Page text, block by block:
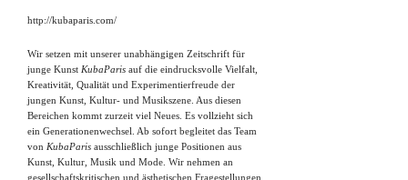
http://kubaparis.com/
Wir setzen mit unserer unabhängigen Zeitschrift für
junge Kunst KubaParis auf die eindrucksvolle Vielfalt,
Kreativität, Qualität und Experimentierfreude der
jungen Kunst, Kultur- und Musikszene. Aus diesen
Bereichen kommt zurzeit viel Neues. Es vollzieht sich
ein Generationenwechsel. Ab sofort begleitet das Team
von KubaParis ausschließlich junge Positionen aus
Kunst, Kultur, Musik und Mode. Wir nehmen an
gesellschaftskritischen und ästhetischen Fragestellungen